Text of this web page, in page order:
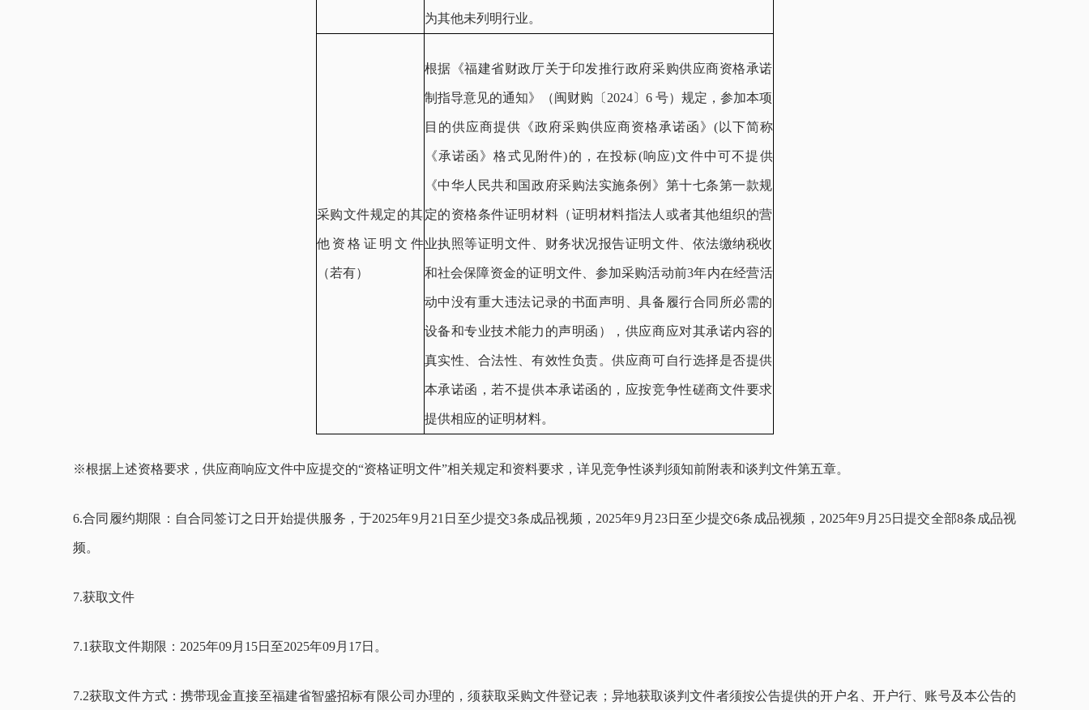
为其他未列明行业。
采购文件规定的其
他资格证明文件
（若有）
根据《福建省财政厅关于印发推行政府采购供应商资格承诺
制指导意见的通知》（闽财购〔2024〕6 号）规定，参加本项
目的供应商提供《政府采购供应商资格承诺函》(以下简称
《承诺函》格式见附件)的，在投标(响应)文件中可不提供
《中华人民共和国政府采购法实施条例》第十七条第一款规
定的资格条件证明材料（证明材料指法人或者其他组织的营
业执照等证明文件、财务状况报告证明文件、依法缴纳税收
和社会保障资金的证明文件、参加采购活动前3年内在经营活
动中没有重大违法记录的书面声明、具备履行合同所必需的
设备和专业技术能力的声明函），供应商应对其承诺内容的
真实性、合法性、有效性负责。供应商可自行选择是否提供
本承诺函，若不提供本承诺函的，应按竞争性磋商文件要求
提供相应的证明材料。
※根据上述资格要求，供应商响应文件中应提交的“资格证明文件”相关规定和资料要求，详见竞争性谈判须知前附表和谈判文件第五章。
6.合同履约期限：自合同签订之日开始提供服务，于2025年9月21日至少提交3条成品视频，2025年9月23日至少提交6条成品视频，2025年9月25日提交全部8条成品视
频。
7.获取文件
7.1获取文件期 限： 2025年09月 15日至2025年09月 17日 。
7.2获取文件方式：携带现金直接至福建省智盛招标有限公司办理的，须获取采购文件登记表 ；异地获取谈判文件者须按公告提供的开户名 开户行 账号及本公告的
检测到非中文内容
是否启用自动翻译功能？
开启后5天内将文章内容快速呈现对应浏览器设置语言的
译文！